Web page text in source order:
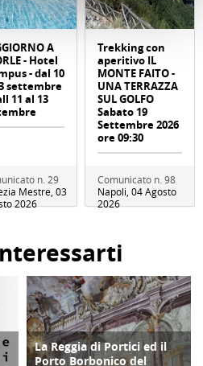
A
- Hotel
- dal 10
settembre
11 al 13
n. 29
Mestre, 03
2026
Trekking con
aperitivo IL
MONTE FAITO -
UNA TERRAZZA
SUL GOLFO
Sabato 19
Settembre 2026
ore 09:30
Comunicato n. 98
Napoli, 04 Agosto
2026
ATTIVITÀ
La Reggia di Portici ed il
Porto Borbonico del